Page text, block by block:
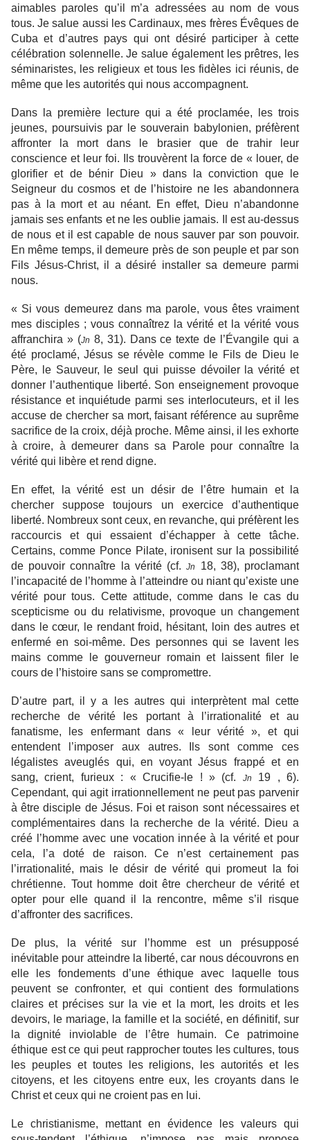
aimables paroles qu’il m’a adressées au nom de vous
tous. Je salue aussi les Cardinaux, mes frères Évêques de
Cuba et d’autres pays qui ont désiré participer à cette
célébration solennelle. Je salue également les prêtres, les
séminaristes, les religieux et tous les fidèles ici réunis, de
même que les autorités qui nous accompagnent.
Dans la première lecture qui a été proclamée, les trois
jeunes, poursuivis par le souverain babylonien, préfèrent
affronter la mort dans le brasier que de trahir leur
conscience et leur foi. Ils trouvèrent la force de « louer, de
glorifier et de bénir Dieu » dans la conviction que le
Seigneur du cosmos et de l’histoire ne les abandonnera
pas à la mort et au néant. En effet, Dieu n’abandonne
jamais ses enfants et ne les oublie jamais. Il est au-dessus
de nous et il est capable de nous sauver par son pouvoir.
En même temps, il demeure près de son peuple et par son
Fils Jésus-Christ, il a désiré installer sa demeure parmi
nous.
« Si vous demeurez dans ma parole, vous êtes vraiment
mes disciples ; vous connaîtrez la vérité et la vérité vous
affranchira » (Jn 8, 31). Dans ce texte de l’Évangile qui a
été proclamé, Jésus se révèle comme le Fils de Dieu le
Père, le Sauveur, le seul qui puisse dévoiler la vérité et
donner l’authentique liberté. Son enseignement provoque
résistance et inquiétude parmi ses interlocuteurs, et il les
accuse de chercher sa mort, faisant référence au suprême
sacrifice de la croix, déjà proche. Même ainsi, il les exhorte
à croire, à demeurer dans sa Parole pour connaître la
vérité qui libère et rend digne.
En effet, la vérité est un désir de l’être humain et la
chercher suppose toujours un exercice d’authentique
liberté. Nombreux sont ceux, en revanche, qui préfèrent les
raccourcis et qui essaient d’échapper à cette tâche.
Certains, comme Ponce Pilate, ironisent sur la possibilité
de pouvoir connaître la vérité (cf.Jn
18, 38), proclamant
l’incapacité de l’homme à l’atteindre ou niant qu’existe une
vérité pour tous. Cette attitude, comme dans le cas du
scepticisme ou du relativisme, provoque un changement
dans le cœur, le rendant froid, hésitant, loin des autres et
enfermé en soi-même. Des personnes qui se lavent les
mains comme le gouverneur romain et laissent filer le
cours de l’histoire sans se compromettre.
D’autre part, il y a les autres qui interprètent mal cette
recherche de vérité les portant à l’irrationalité et au
fanatisme, les enfermant dans « leur vérité », et qui
entendent l’imposer aux autres. Ils sont comme ces
légalistes aveuglés qui, en voyant Jésus frappé et en
sang, crient, furieux : « Crucifie-le ! » (cf.
Jn
19 , 6).
Cependant, qui agit irrationnellement ne peut pas parvenir
à être disciple de Jésus. Foi et raison sont nécessaires et
complémentaires dans la recherche de la vérité. Dieu a
créé l’homme avec une vocation innée à la vérité et pour
cela, l’a doté de raison. Ce n’est certainement pas
l’irrationalité, mais le désir de vérité qui promeut la foi
chrétienne. Tout homme doit être chercheur de vérité et
opter pour elle quand il la rencontre, même s’il risque
d’affronter des sacrifices.
De plus, la vérité sur l’homme est un présupposé
inévitable pour atteindre la liberté, car nous découvrons en
elle les fondements d’une éthique avec laquelle tous
peuvent se confronter, et qui contient des formulations
claires et précises sur la vie et la mort, les droits et les
devoirs, le mariage, la famille et la société, en définitif, sur
la dignité inviolable de l’être humain. Ce patrimoine
éthique est ce qui peut rapprocher toutes les cultures, tous
les peuples et toutes les religions, les autorités et les
citoyens, et les citoyens entre eux, les croyants dans le
Christ et ceux qui ne croient pas en lui.
Le christianisme, mettant en évidence les valeurs qui